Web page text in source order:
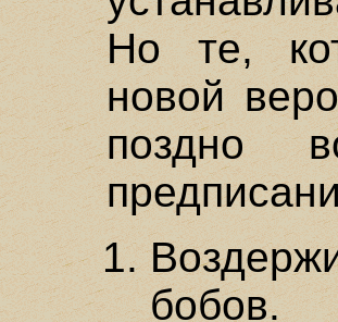
Но те,
новой
поздно
бобов.